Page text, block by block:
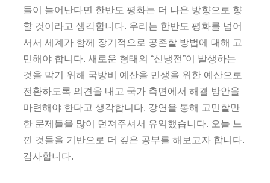
들이 늘어난다면 한반도 평화는 더 나은 방향으로 향
할 것이라고 생각합니다. 우리는 한반도 평화를 넘어
서서 세계가 함께 장기적으로 공존할 방법에 대해 고
민해야 합니다. 새로운 형태의 “신냉전”이 발생하는
것을 막기 위해 국방비 예산을 민생을 위한 예산으로
전환하도록 의견을 내고 국가 측면에서 해결 방안을
마련해야 한다고 생각합니다. 강연을 통해 고민할만
한 문제들을 많이 던져주셔서 유익했습니다. 오늘 느
낀 것들을 기반으로 더 깊은 공부를 해보고자 합니다.
감사합니다.